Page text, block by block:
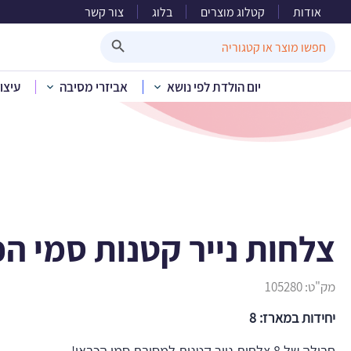
אודות קטלוג מוצרים בלוג צור קשר
for:
יום הולדת לפי נושא אביזרי מסיבה
בית» קטלוג מוצרים »
צלחות נייר קטנות סמי
מק"ט:105280
יחידות במארז: 8